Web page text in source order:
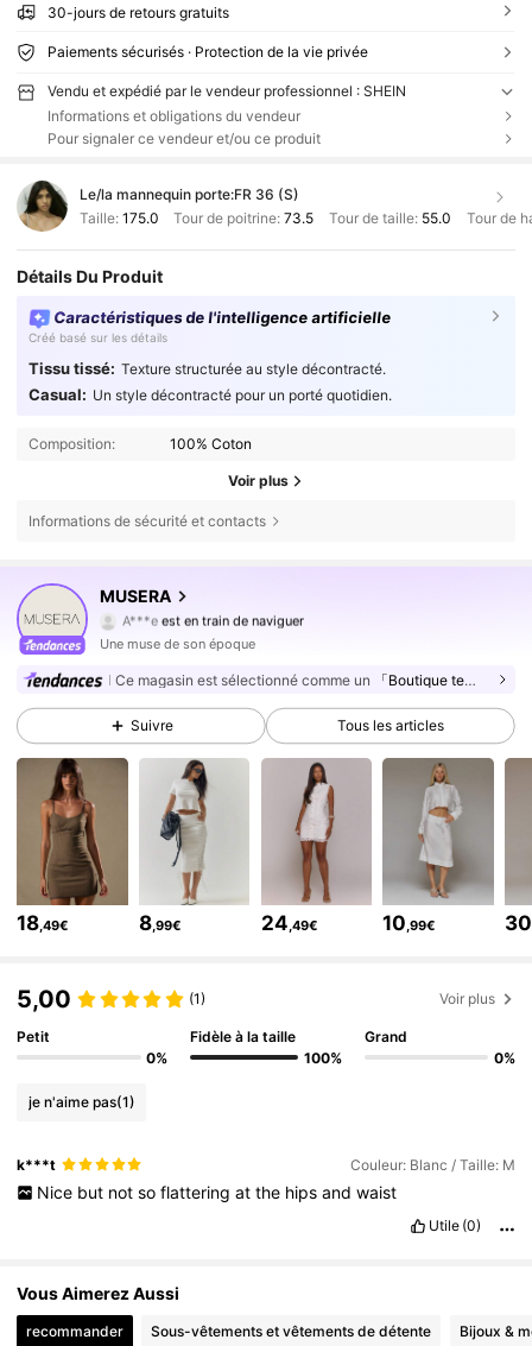
30-jours de retours gratuits
Paiements sécurisés · Protection de la vie privée
Vendu et expédié par le vendeur professionnel : SHEIN
Informations et obligations du vendeur
Pour signaler ce vendeur et/ou ce produit
Le/la mannequin porte:FR 36 (S)
Taille: 175.0 Tour de poitrine:73.5 Tour de taille: 55.0 Tour de
Détails Du Produit
Caractéristiques de l'intelligence artificielle
Créé basé sur les détails
Tissu tissé: Texture structurée au style décontracté.
Casual: Un style décontracté pour un porté quotidien.
Composition: 100% Coton
Voir plus
Informations de sécurité et contacts
MUSERA
A***eest en train de naviguer
4,83
4.3M Suiveurs
4,83 4.3M Suiveurs
4.3M Suiveurs
4.3M Suiveurs
4.3M Suiveurs
4,83 4.3M Suiveurs
Une muse de son époque
Ce magasin est sélectionné comme un 「Boutique tendance」
Suivre Tous les articles
18,49€ 8,99€ 24,49€ 10,99€ 30
5,00 (1) Voir plus
Petit
0%
Fidèle à la taille
100%
Grand
0%
je n'aime pas(1)
k***t Couleur: Blanc / Taille: M
Nice but not so flattering at the hips and waist
Utile (0)
Vous Aimerez Aussi
recommander Sous-vêtements et vêtements de détente Bijoux &